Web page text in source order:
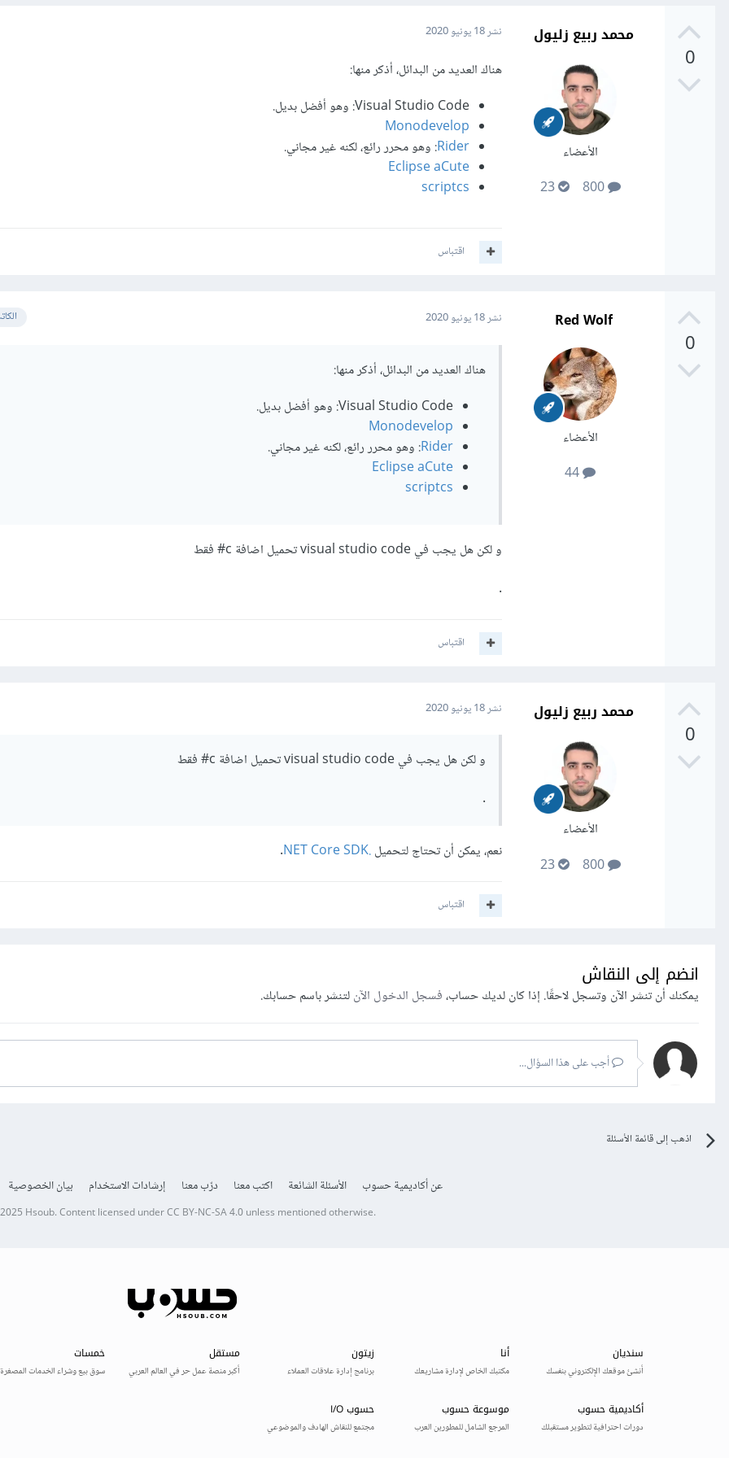
0
محمد ربيع زليول
الأعضاء
800
23
نشر18 يونيو 2020
هناك العديد من البدائل، أذكر منها:
Visual Studio Code: وهو أفضل بديل.
Monodevelop
Rider: وهو محرر رائع، لكنه غير مجاني.
Eclipse aCute
scriptcs
اقتباس
0
Red Wolf
الأعضاء
نشر18 يونيو 2020
هناك العديد من البدائل، أذكر منها:
Visual Studio Code: وهو أفضل بديل.
Monodevelop
Rider: وهو محرر رائع، لكنه غير مجاني.
Eclipse aCute
scriptcs
و لكن هل يجب في visual studio code تحميل اضافة c# فقط
.
اقتباس
0
محمد ربيع زليول
الأعضاء
800
23
نشر18 يونيو 2020
و لكن هل يجب في visual studio code تحميل اضافة c# فقط
.
نعم، يمكن أن تحتاج لتحميل.NET Core SDK
.
اقتباس
انضم إلى النقاش
يمكنك أن تنشر الآن وتسجل لاحقًا. إذا كان لديك حساب،فسجل الدخول الآنلتنشر باسم حسابك.
أجب على هذا السؤال...
اذهب إلى قائمة الأسئلة
عن أكاديمية حسوب الأسئلة الشائعة اكتب معنا درّب معنا إرشادات الاستخدام بيان الخصوصية
Hsoub.Content licensed underCC BY-NC-SA 4.0unless mentioned otherwise.